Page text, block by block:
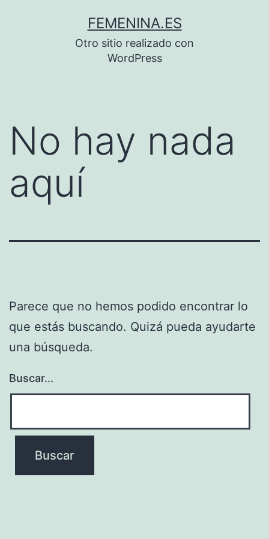
FEMENINA.ES
Otro sitio realizado con
WordPress
No hay nada
aquí
Parece que no hemos podido encontrar lo
que estás buscando. Quizá pueda ayudarte
una búsqueda.
Buscar...